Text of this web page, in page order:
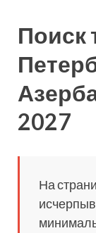
Поиск
2027
На